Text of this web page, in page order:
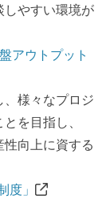
やすい環境が
アウトプット
様々なプロジ
を目指し、
向上に資する
度」